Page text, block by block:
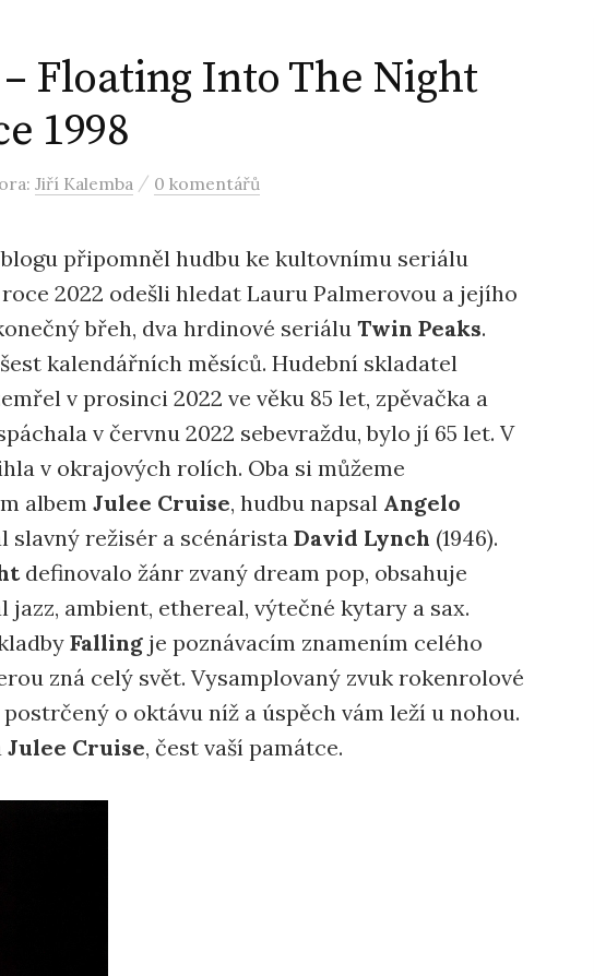
Floating Into The Night
1998
Jiří Kalemba / 0 komentářů
připomněl hudbu ke kultovnímu seriálu
roce 2022 odešli hledat Lauru Palmerovou a jejího
břeh, dva hrdinové seriálu Twin Peaks.
kalendářních měsíců. Hudební skladatel
v prosinci 2022 ve věku 85 let, zpěvačka a
v červnu 2022 sebevraždu, bylo jí 65 let. V
v okrajových rolích. Oba si můžeme
albem Julee Cruise, hudbu napsal Angelo
slavný režisér a scénárista David Lynch (1946).
definovalo žánr zvaný dream pop, obsahuje
jazz, ambient, ethereal, výtečné kytary a sax.
Falling je poznávacím znamením celého
zná celý svět. Vysamplovaný zvuk rokenrolové
o oktávu níž a úspěch vám leží u nohou.
Julee Cruise, čest vaší památce.